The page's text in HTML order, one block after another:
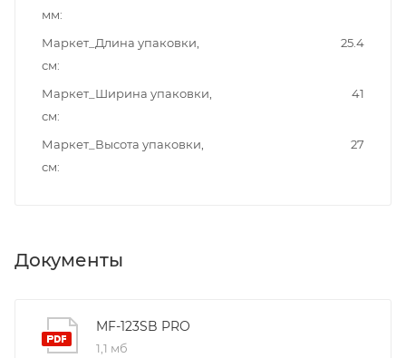
мм
Маркет_Длина упаковки,
см
25.4
Маркет_Ширина упаковки,
см
41
Маркет_Высота упаковки,
см
27
Документы
MF-123SB PRO
1,1 мб